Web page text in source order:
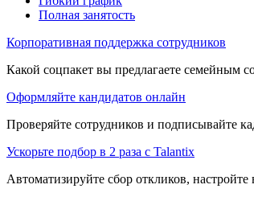
Полная занятость
Корпоративная поддержка сотрудников
Какой соцпакет вы предлагаете семейным
Оформляйте кандидатов онлайн
Проверяйте сотрудников и подписывайте
Ускорьте подбор в 2 раза с Talantix
Автоматизируйте сбор откликов,